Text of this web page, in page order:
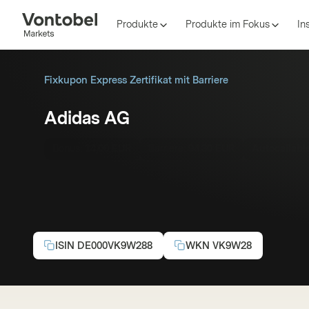
Produkte Produkte im Fokus
Fixkupon Express Zertifikat mit Barriere
Adidas AG
ISIN DE000VK9W288 WKN VK9W28